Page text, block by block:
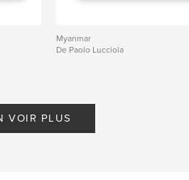
Myanmar
De Paolo Lucciola
VOIR PLUS